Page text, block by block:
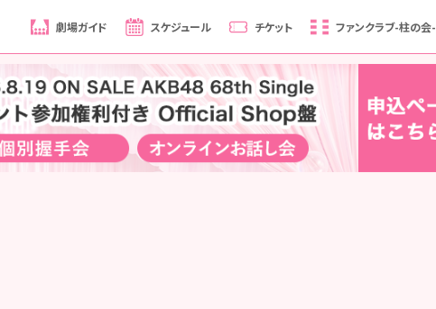
劇場ガイド スケジュール チケット ファンクラブ-柱の会-